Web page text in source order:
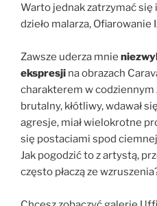
Warto jednak zatrzymać się
dzieło malarza, Ofiarowanie
Zawsze uderza mnie
ekspresji na obrazach
charakterem w codziennym
brutalny, kłótliwy, wdawał
agresje, miał wielokrotne
się postaciami spod
Jak pogodzić to z artystą,
często płaczą ze